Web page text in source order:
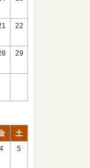
22
29
土
4 5